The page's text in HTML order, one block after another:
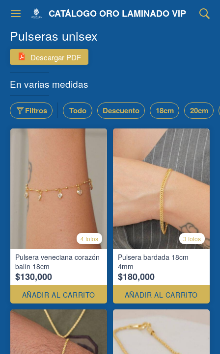
CATÁLOGO ORO LAMINADO VIP
Pulseras unisex
Descargar PDF
En varias medidas
Filtros Todo Descuento 18cm 20cm
4 fotos
Pulsera veneciana corazón
balín 18cm
$130,000
AÑADIR AL CARRITO
3 fotos
Pulsera bardada 18cm
4mm
$180,000
AÑADIR AL CARRITO